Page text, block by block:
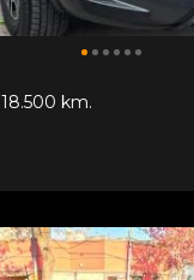
18.500 km.